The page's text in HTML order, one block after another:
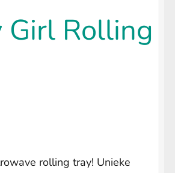
uitvouwen
Girl Rolling
rolling tray! Unieke